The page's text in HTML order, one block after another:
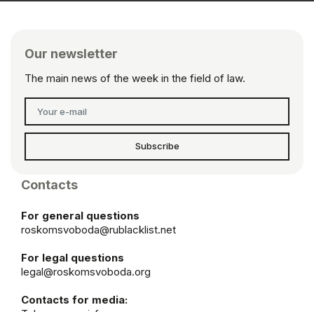
Our newsletter
The main news of the week in the field of law.
Subscribe
Contacts
For general questions
roskomsvoboda@rublacklist.net
For legal questions
legal@roskomsvoboda.org
Contacts for media: